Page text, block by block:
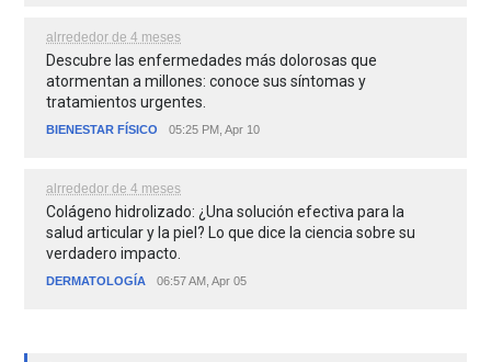
alrrededor de 4 meses
Descubre las enfermedades más dolorosas que
atormentan a millones: conoce sus síntomas y
tratamientos urgentes.
BIENESTAR FÍSICO 05:25 PM, Apr 10
alrrededor de 4 meses
Colágeno hidrolizado: ¿Una solución efectiva para la
salud articular y la piel? Lo que dice la ciencia sobre su
verdadero impacto.
DERMATOLOGÍA 06:57 AM, Apr 05